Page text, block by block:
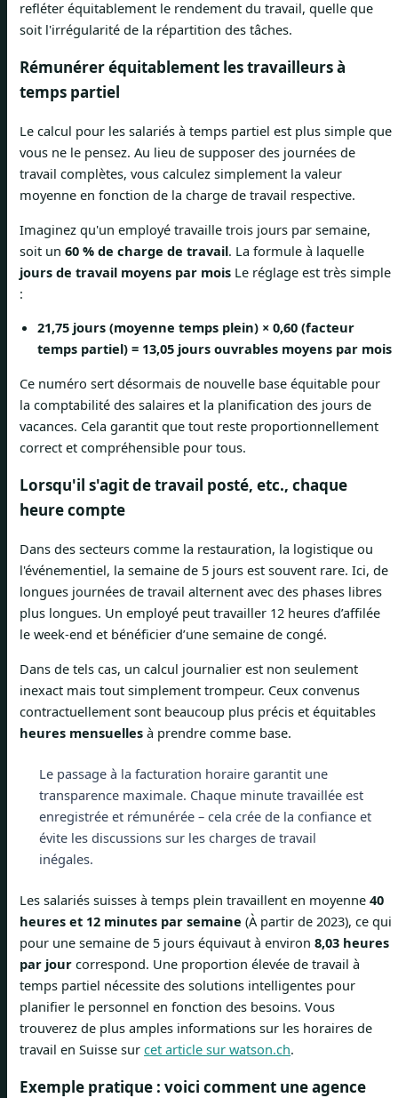
refléter équitablement le rendement du travail, quelle que
soit l'irrégularité de la répartition des tâches.
Rémunérer équitablement les travailleurs à
temps partiel
Le calcul pour les salariés à temps partiel est plus simple que
vous ne le pensez. Au lieu de supposer des journées de
travail complètes, vous calculez simplement la valeur
moyenne en fonction de la charge de travail respective.
Imaginez qu'un employé travaille trois jours par semaine,
soit un 60 % de charge de travail. La formule à laquelle
jours de travail moyens par mois Le réglage est très simple
:
21,75 jours (moyenne temps plein) × 0,60 (facteur
temps partiel) = 13,05 jours ouvrables moyens par mois
Ce numéro sert désormais de nouvelle base équitable pour
la comptabilité des salaires et la planification des jours de
vacances. Cela garantit que tout reste proportionnellement
correct et compréhensible pour tous.
Lorsqu'il s'agit de travail posté, etc., chaque
heure compte
Dans des secteurs comme la restauration, la logistique ou
l'événementiel, la semaine de 5 jours est souvent rare. Ici, de
longues journées de travail alternent avec des phases libres
plus longues. Un employé peut travailler 12 heures d’affilée
le week-end et bénéficier d’une semaine de congé.
Dans de tels cas, un calcul journalier est non seulement
inexact mais tout simplement trompeur. Ceux convenus
contractuellement sont beaucoup plus précis et équitables
heures mensuelles à prendre comme base.
Le passage à la facturation horaire garantit une
transparence maximale. Chaque minute travaillée est
enregistrée et rémunérée – cela crée de la confiance et
évite les discussions sur les charges de travail
inégales.
Les salariés suisses à temps plein travaillent en moyenne 40
heures et 12 minutes par semaine (À partir de 2023), ce qui
pour une semaine de 5 jours équivaut à environ 8,03 heures
par jour correspond. Une proportion élevée de travail à
temps partiel nécessite des solutions intelligentes pour
planifier le personnel en fonction des besoins. Vous
trouverez de plus amples informations sur les horaires de
travail en Suisse sur cet article sur watson.ch.
Exemple pratique : voici comment une agence